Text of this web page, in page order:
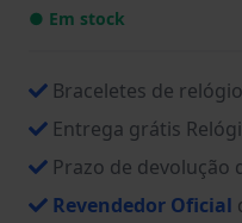
● Em stock
Braceletes de
Entrega grátis
Prazo de devolução
Revendedor Oficial